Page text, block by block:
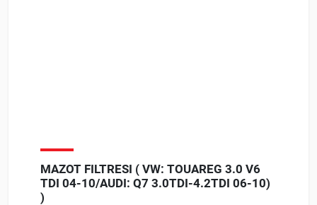
MAZOT FILTRESI ( VW: TOUAREG 3.0 V6
TDI 04-10/AUDI: Q7 3.0TDI-4.2TDI 06-10)
)